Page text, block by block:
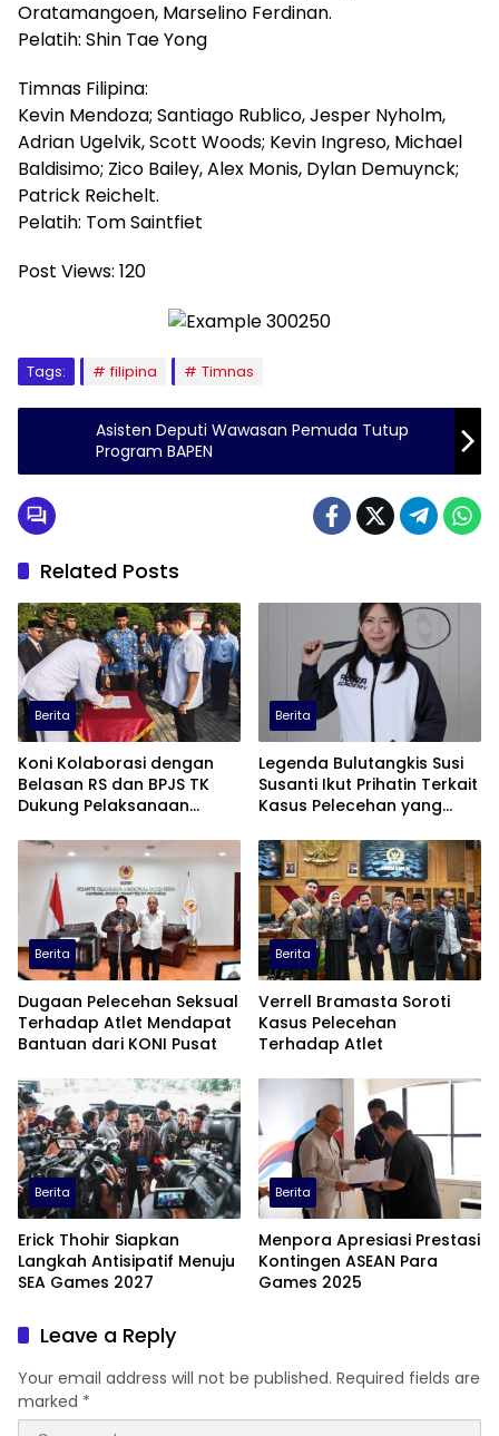
Oratamangoen, Marselino Ferdinan.
Pelatih: Shin Tae Yong
Timnas Filipina:
Kevin Mendoza; Santiago Rublico, Jesper Nyholm,
Adrian Ugelvik, Scott Woods; Kevin Ingreso, Michael
Baldisimo; Zico Bailey, Alex Monis, Dylan Demuynck;
Patrick Reichelt.
Pelatih: Tom Saintfiet
Post Views: 120
Tags: filipina Timnas
Asisten Deputi Wawasan Pemuda Tutup
Program BAPEN
Related Posts
Berita
Koni Kolaborasi dengan
Belasan RS dan BPJS TK
Dukung Pelaksanaan
Berita
Legenda Bulutangkis Susi
Susanti Ikut Prihatin Terkait
Kasus Pelecehan yang
Tebing
Berita
Dugaan Pelecehan Seksual
Terhadap Atlet Mendapat
Bantuan dari KONI Pusat
Berita
Verrell Bramasta Soroti
Kasus Pelecehan
Terhadap Atlet
Berita
Erick Thohir Siapkan
Langkah Antisipatif Menuju
SEA Games 2027
Berita
Menpora Apresiasi Prestasi
Kontingen ASEAN Para
Games 2025
Leave a Reply
Your email address will not be published. Required fields are
marked *